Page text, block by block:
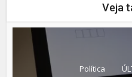
Veja
Política